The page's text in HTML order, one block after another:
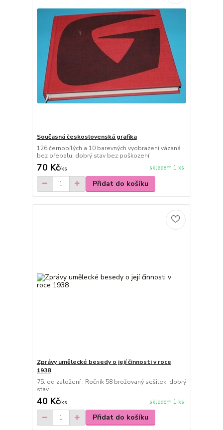
Současná československá grafika
126 černobílých a 10 barevných vyobrazení vázaná
bez přebalu, dobrý stav bez poškození
70 Kč/ks skladem 1 ks
Přidat do košíku
Zprávy umělecké besedy o její činnosti v roce
1938
75. od založení : Ročník 58 brožovaný sešitek, dobrý
stav
40 Kč/ks skladem 1 ks
Přidat do košíku